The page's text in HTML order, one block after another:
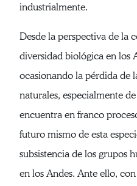
industrialmente.
Desde la perspectiva de la
diversidad biológica en los
ocasionando la pérdida de
naturales, especialmente
encuentra en franco
futuro mismo de esta
subsistencia de los grupos
en los Andes. Ante ello,